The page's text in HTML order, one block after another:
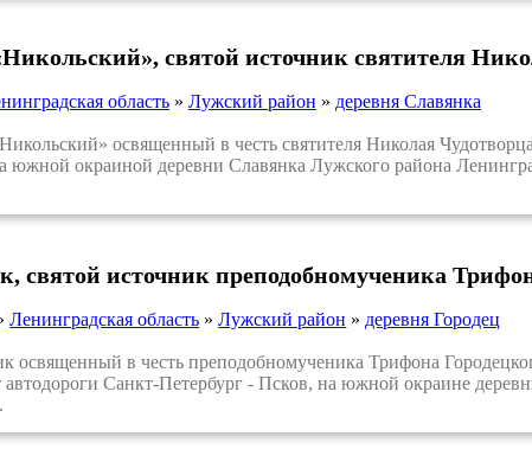
святой источник святителя
область » Лужский район » деревня Славянка
освященный в честь святителя Николая
южной окраиной деревни Славянка Лужского района
святой источник преподобномученика
Ленинградская область »Лужский район » деревня Городец
освященный в честь преподобномученика Трифона
автодороги Санкт-Петербург - Псков, на южной окраине